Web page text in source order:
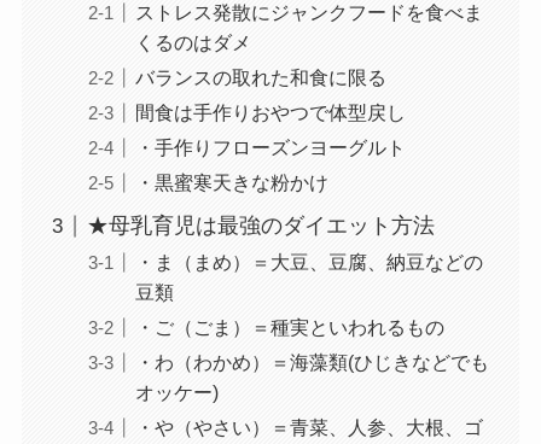
ストレス発散にジャンクフードを食べま
くるのはダメ
バランスの取れた和食に限る
間食は手作りおやつで体型戻し
・手作りフローズンヨーグルト
・黒蜜寒天きな粉かけ
★母乳育児は最強のダイエット方法
・ま（まめ）＝大豆、豆腐、納豆などの
豆類
・ご（ごま）＝種実といわれるもの
・わ（わかめ）＝海藻類(ひじきなどでも
オッケー)
・や（やさい）＝青菜、人参、大根、ゴ